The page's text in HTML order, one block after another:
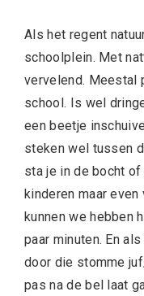
Als het regent
schoolplein. Met
vervelend. Meestal
school. Is wel
een beetje
steken wel tussen
sta je in de bocht
kinderen maar
kunnen we hebben
paar minuten. En
door die stomme
pas na de bel laat